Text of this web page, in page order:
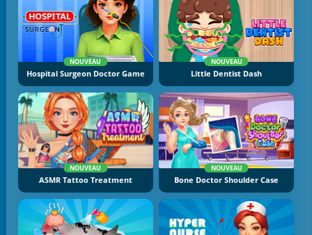
NOUVEAU
Hospital Surgeon Doctor Game
NOUVEAU
Little Dentist Dash
NOUVEAU
ASMR Tattoo Treatment
NOUVEAU
Bone Doctor Shoulder Case